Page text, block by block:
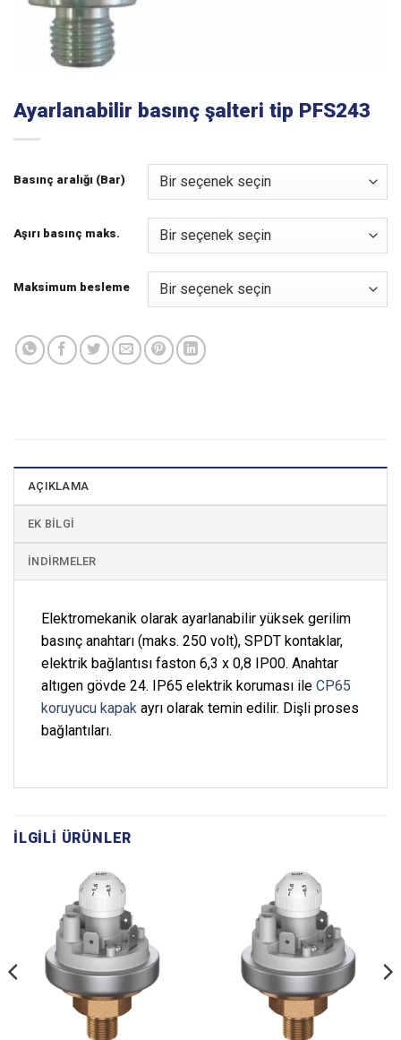
Ayarlanabilir basınç şalteri tip PFS243
Basınç aralığı (Bar)
Aşırı basınç maks.
Maksimum besleme
AÇIKLAMA
EK BILGI
İNDIRMELER
Elektromekanik olarak ayarlanabilir yüksek gerilim
basınç anahtarı (maks. 250 volt), SPDT kontaklar,
elektrik bağlantısı faston 6,3 x 0,8 IP00. Anahtar
altıgen gövde 24. IP65 elektrik koruması ile CP65
koruyucu kapak ayrı olarak temin edilir. Dişli proses
bağlantıları.
İLGILI ÜRÜNLER